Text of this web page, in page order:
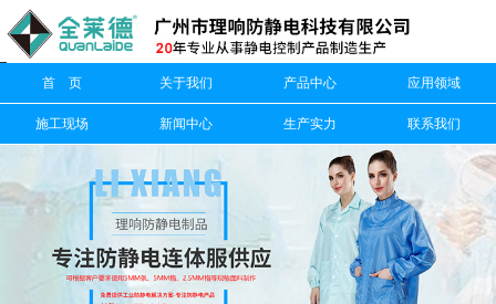
首 页 关于我们 产品中心 应用领域
施工现场 新闻中心 生产实力 联系我们
搜索